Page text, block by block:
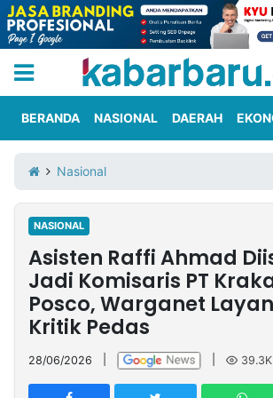
Iklan
Berita
Kami
Nasional
International
Olahraga
Entertainment
Daerah
Pariwisata
Kuliner
Kolom
Network
PT
TREETAN
BERANDA NASIONAL DAERAH
Nasional
NASIONAL
Asisten Raffi Ahmad
Jadi Komisaris PT
Posco, Warganet
Kritik Pedas
28/06/2026 39.3K